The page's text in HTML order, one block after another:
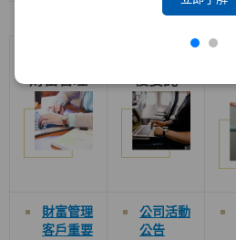
財富管理
客戶重要
公司活動
公告